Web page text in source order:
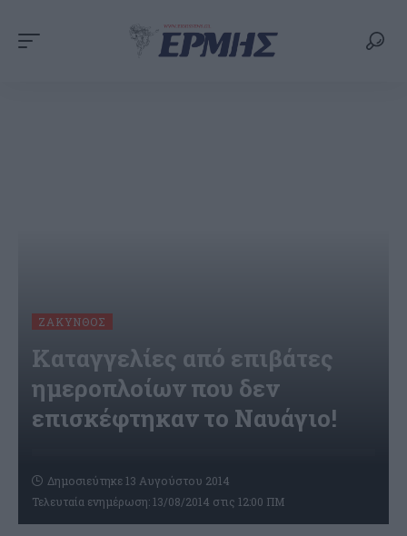
ΖΆΚΥΝΘΟΣ
Καταγγελίες από επιβάτες
ημεροπλοίων που δεν
επισκέφτηκαν το Ναυάγιο!
Τελευταία ενημέρωση: 13/08/2014 στις 12:00 ΠΜ
Δημοσιεύτηκε 13 Αυγούστου 2014